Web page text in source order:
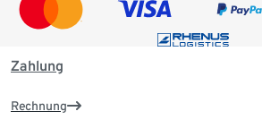
Zahlung
Rechnung